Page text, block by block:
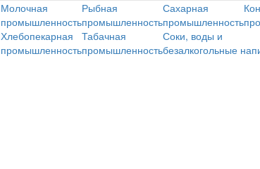
Молочная
промышленность
Рыбная
промышленность
Сахарная
промышленность
Хлебопекарная
промышленность
Табачная
промышленность
Соки, воды и
безалкогольные